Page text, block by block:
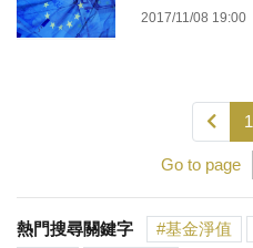
2017/11/08 19:00
1
Go to page
熱門搜尋關鍵字 基金淨值